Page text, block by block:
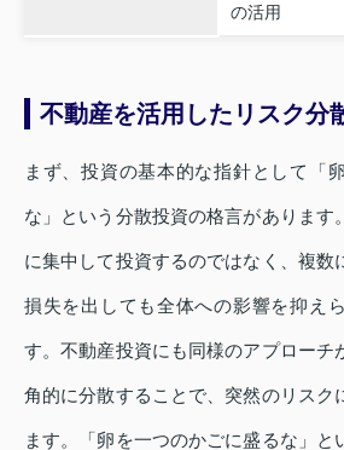
の活用
不動産を活用したリスク分
まず、投資の基本的な指針として「
な」という分散投資の格言があります
に集中して投資するのではなく、複数
損失を出しても全体への影響を抑え
す。不動産投資にも同様のアプローチ
角的に分散することで、突然のリスク
ます。「卵を一つのかごに盛るな」と